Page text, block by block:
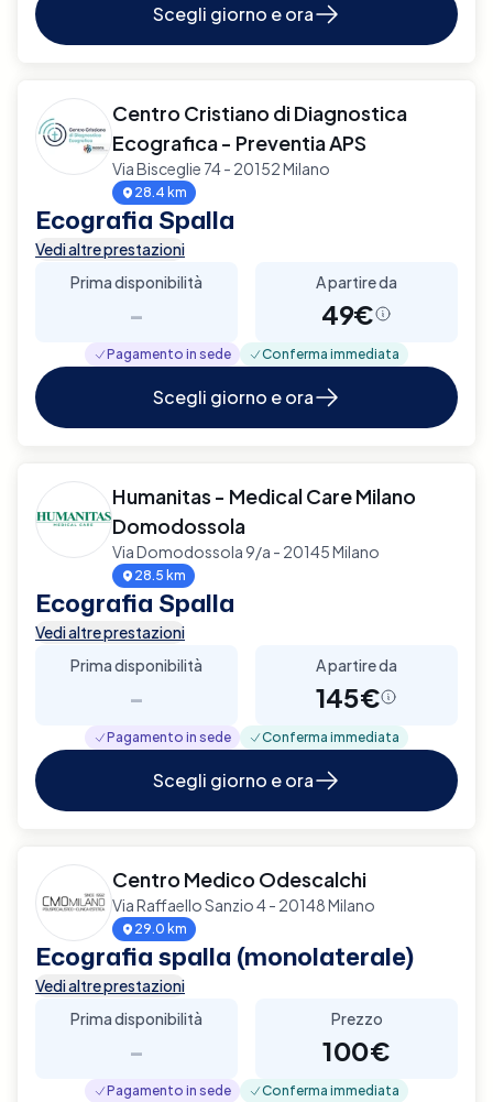
Scegli giorno e ora
Centro Cristiano di Diagnostica
Ecografica - Preventia APS
Via Bisceglie 74 - 20152 Milano
28.4 km
Ecografia Spalla
Vedi altre prestazioni
Prima disponibilità
-
A partire da
49€
Pagamento in sede Conferma immediata
Scegli giorno e ora
Humanitas - Medical Care Milano
Domodossola
Via Domodossola 9/a - 20145 Milano
28.5 km
Ecografia Spalla
Vedi altre prestazioni
Prima disponibilità
-
A partire da
145€
Pagamento in sede Conferma immediata
Scegli giorno e ora
Centro Medico Odescalchi
Via Raffaello Sanzio 4 - 20148 Milano
29.0 km
Ecografia spalla (monolaterale)
Vedi altre prestazioni
Prima disponibilità
-
Prezzo
100€
Pagamento in sede Conferma immediata